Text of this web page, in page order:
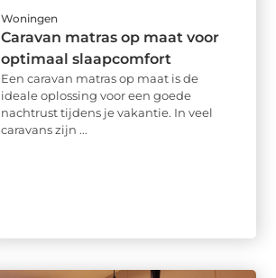
Woningen
Caravan matras op maat voor
optimaal slaapcomfort
Een caravan matras op maat is de
ideale oplossing voor een goede
nachtrust tijdens je vakantie. In veel
caravans zijn ...